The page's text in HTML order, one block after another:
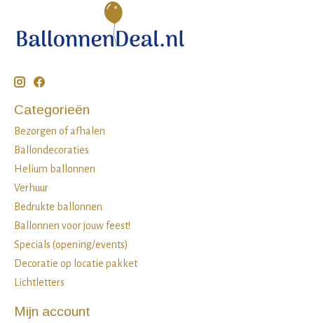
Categorieën
Bezorgen of afhalen
Ballondecoraties
Helium ballonnen
Verhuur
Bedrukte ballonnen
Ballonnen voor jouw feest!
Specials (opening/events)
Decoratie op locatie pakket
Lichtletters
Mijn account